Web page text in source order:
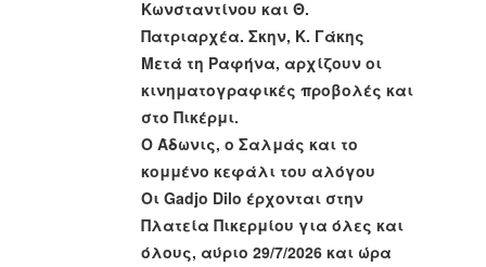
Κωνσταντίνου και Θ.
Πατριαρχέα. Σκην, Κ. Γάκης
Μετά τη Ραφήνα, αρχίζουν οι
κινηματογραφικές προβολές και
στο Πικέρμι.
Ο Άδωνις, ο Σαλμάς και το
κομμένο κεφάλι του αλόγου
Οι Gadjo Dilo έρχονται στην
Πλατεία Πικερμίου για όλες και
όλους, αύριο 29/7/2026 και ώρα